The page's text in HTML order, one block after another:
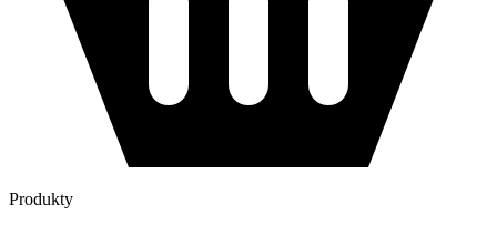
Produkty